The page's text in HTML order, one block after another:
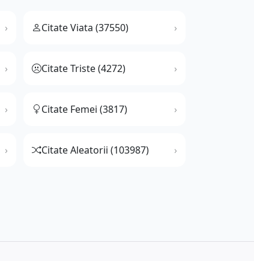
Citate Viata (37550)
Citate Triste (4272)
Citate Femei (3817)
Citate Aleatorii (103987)